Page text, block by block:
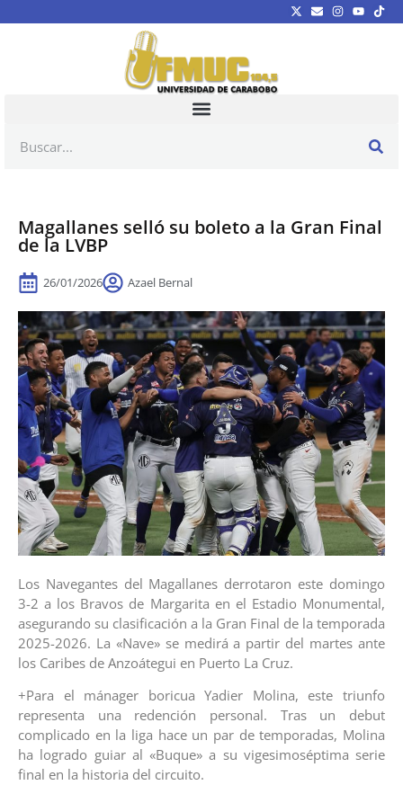
Magallanes selló su boleto a la Gran Final
de la LVBP
26/01/2026 Azael Bernal
Los Navegantes del Magallanes derrotaron este domingo
3-2 a los Bravos de Margarita en el Estadio Monumental,
asegurando su clasificación a la Gran Final de la temporada
2025-2026. La «Nave» se medirá a partir del martes ante
los Caribes de Anzoátegui en Puerto La Cruz.
+Para el mánager boricua Yadier Molina, este triunfo
representa una redención personal. Tras un debut
complicado en la liga hace un par de temporadas, Molina
ha logrado guiar al «Buque» a su vigesimoséptima serie
final en la historia del circuito.